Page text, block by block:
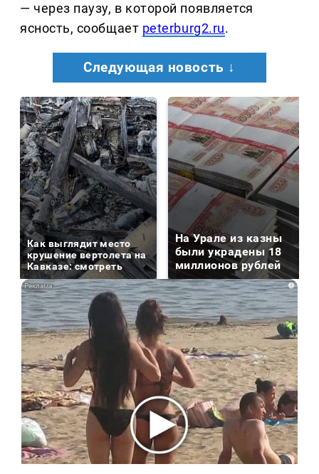
— через паузу, в которой появляется
ясность, сообщает peterburg2.ru.
Следующая новость ↓
Как выглядит место
крушение вертолета на
Кавказе: смотреть
На Урале из казны
были украдены 18
миллионов рублей
i